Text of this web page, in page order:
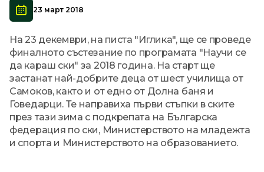
23 март 2018
На 23 декември, на писта "Иглика", ще се проведе
финалното състезание по програмата "Научи се
да караш ски" за 2018 година. На старт ще
застанат най-добрите деца от шест училища от
Самоков, както и от едно от Долна баня и
Говедарци. Те направиха първи стъпки в ските
през тази зима с подкрепата на Българска
федерация по ски, Министерството на младежта
и спорта и Министерството на образованието.